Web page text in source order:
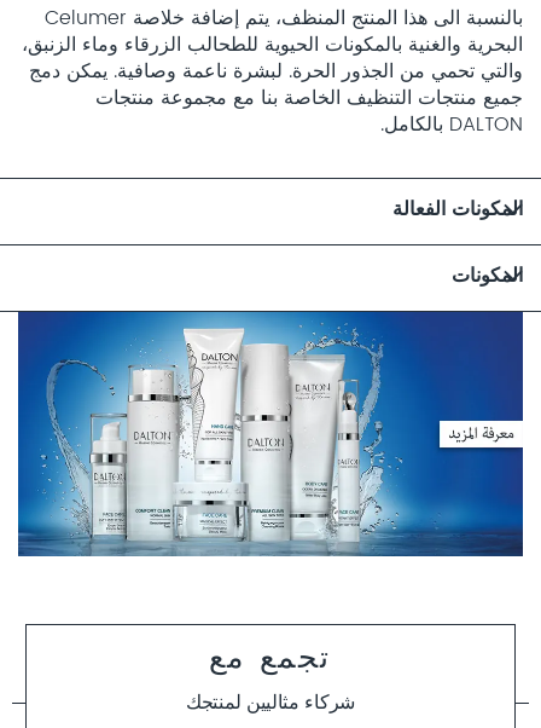
بالنسبة الى هذا المنتج المنظف، يتم إضافة خلاصة Celumer
البحرية والغنية بالمكونات الحيوية للطحالب الزرقاء وماء الزنبق،
والتي تحمي من الجذور الحرة. لبشرة ناعمة وصافية. يمكن دمج
جميع منتجات التنظيف الخاصة بنا مع مجموعة منتجات
DALTON بالكامل.
المكونات الفعالة
المكونات
تجمع مع
شركاء مثاليين لمنتجك